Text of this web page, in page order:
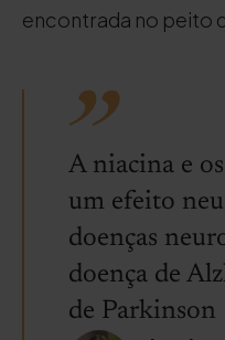
encontrada no peito
A niacina e
um efeito
doenças
doença de
de Parkinson